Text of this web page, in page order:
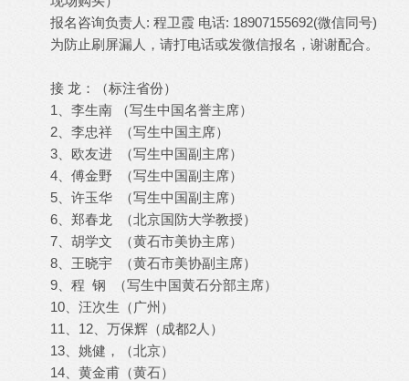
报名咨询负责人: 程卫霞 电话: 18907155692(微信同号)
为防止刷屏漏人，请打电话或发微信报名，谢谢配合。
接 龙：（标注省份）
1、李生南 （写生中国名誉主席）
2、李忠祥 （写生中国主席）
3、欧友进 （写生中国副主席）
4、傅金野 （写生中国副主席）
5、许玉华 （写生中国副主席）
6、郑春龙 （北京国防大学教授）
7、胡学文 （黄石市美协主席）
8、王晓宇 （黄石市美协副主席）
9、程 钢 （写生中国黄石分部主席）
10、汪次生（广州）
11、12、万保辉（成都2人）
13、姚健，（北京）
14、黄金甫（黄石）